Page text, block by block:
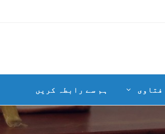
فتاوی ہم سے رابطہ کریں